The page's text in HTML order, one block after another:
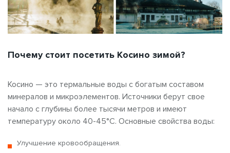
Почему стоит посетить Косино зимой?
Косино — это термальные воды с богатым составом
минералов и микроэлементов. Источники берут свое
начало с глубины более тысячи метров и имеют
температуру около 40-45°C. Основные свойства воды:
Улучшение кровообращения.